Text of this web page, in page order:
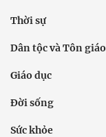
Thời sự
Dân tộc và Tôn giáo
Giáo dục
Đời sống
Sức khỏe